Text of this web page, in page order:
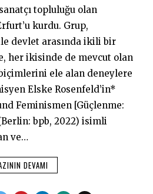
topluluğu olan
kurdu. Grup,
devlet arasında ikili bir
her ikisinde de mevcut olan
ele alan deneylere
Elske Rosenfeld’in*
Feminismen [Güçlenme:
bpb, 2022) isimli
ve…
DEVAMI